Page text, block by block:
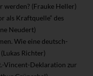
werden? (Frauke Heller)
als Kraftquelle“ des
Neudert)
Wie eine deutsch-
Richter)
Vincent-Deklaration zur